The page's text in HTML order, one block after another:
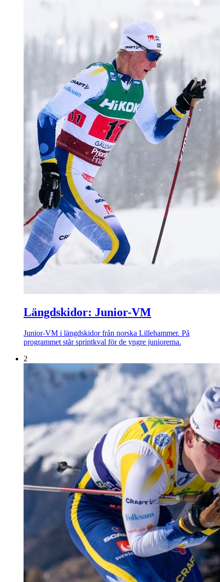
Längdskidor: Junior-VM
Junior-VM i längdskidor från norska Lillehammer. På
programmet står sprintkval för de yngre juniorerna.
2